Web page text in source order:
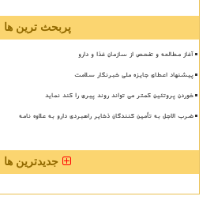
پربحث ترین ها
آغاز مطالعه و تفحص از سازمان غذا و دارو
پیشنهاد اعطای جایزه ملی خبرنگار سلامت
خوردن پروتئین کمتر می تواند روند پیری را کند نماید
ضرب الاجل به تأمین کنندگان ذخایر راهبردی دارو به علاوه نامه
جدیدترین ها